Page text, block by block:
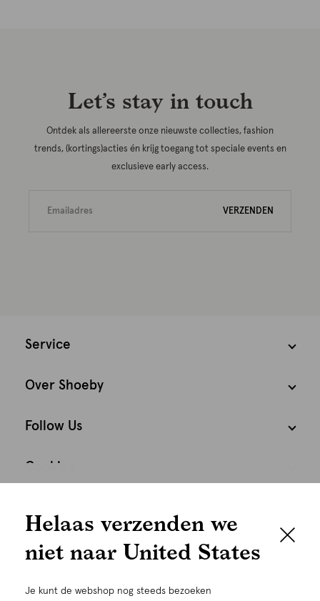
graag persoonlijk
gebruiken wij cookies en daarmee vergelijkbare
Let’s stay in touch
Ontdek als allereerste onze nieuwste collecties, fashion
trends, (kortings)acties én krijg toegang tot speciale events en
exclusieve early access.
VERZENDEN
Service
Over Shoeby
Follow Us
Cookies
Helaas verzenden we
niet naar United States
Je kunt de webshop nog steeds bezoeken